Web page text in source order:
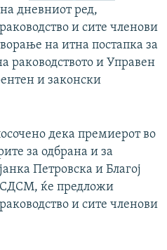
дневниот ред,
и сите членови
на итна постапка за
раководството и Управен
и законски
дека премиерот во
за одбрана и за
Петровска и Благој
СДСМ, ќе предложи
и сите членови